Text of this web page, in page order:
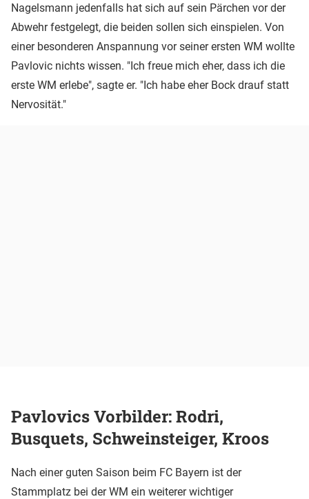
Nagelsmann jedenfalls hat sich auf sein Pärchen vor der
Abwehr festgelegt, die beiden sollen sich einspielen. Von
einer besonderen Anspannung vor seiner ersten WM wollte
Pavlovic nichts wissen. "Ich freue mich eher, dass ich die
erste WM erlebe", sagte er. "Ich habe eher Bock drauf statt
Nervosität."
Pavlovics Vorbilder: Rodri,
Busquets, Schweinsteiger, Kroos
Nach einer guten Saison beim FC Bayern ist der
Stammplatz bei der WM ein weiterer wichtiger